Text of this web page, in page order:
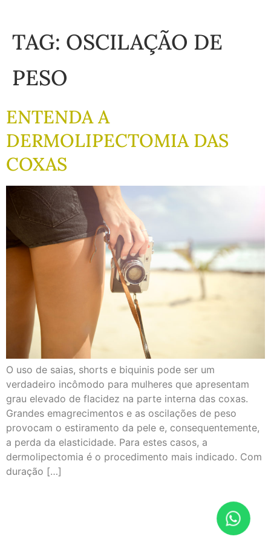
TAG: OSCILAÇÃO DE
PESO
ENTENDA A
DERMOLIPECTOMIA DAS
COXAS
O uso de saias, shorts e biquinis pode ser um
verdadeiro incômodo para mulheres que apresentam
grau elevado de flacidez na parte interna das coxas.
Grandes emagrecimentos e as oscilações de peso
provocam o estiramento da pele e, consequentemente,
a perda da elasticidade. Para estes casos, a
dermolipectomia é o procedimento mais indicado. Com
duração […]